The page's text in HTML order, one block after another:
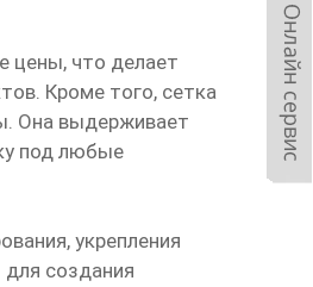
цены, что делает
Кроме того, сетка
Она выдерживает
под любые
укрепления
создания